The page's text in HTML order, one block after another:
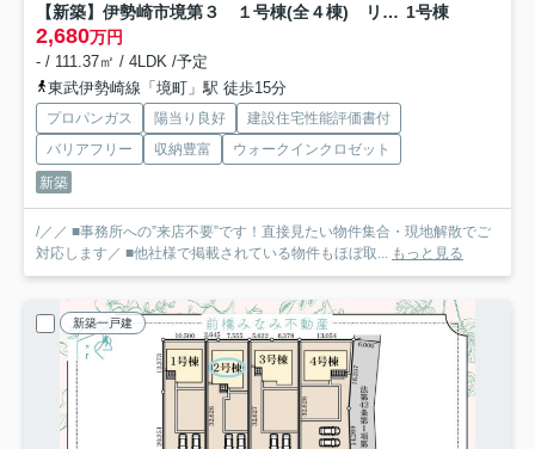
【新築】伊勢崎市境第３ １号棟(全４棟) リーブルガーデン 新築建売分譲 1号棟
2,680万円
- / 111.37㎡ / 4LDK /予定
東武伊勢崎線「境町」駅 徒歩15分
プロパンガス 陽当り良好
建設住宅性能評価書付
バリアフリー
収納豊富
ウォークインクロゼット
新築
/／／ ■事務所への”来店不要”です！直接見たい物件集合・現地解散でご
対応します／ ■他社様で掲載されている物件もほぼ取... もっと見る
新築一戸建